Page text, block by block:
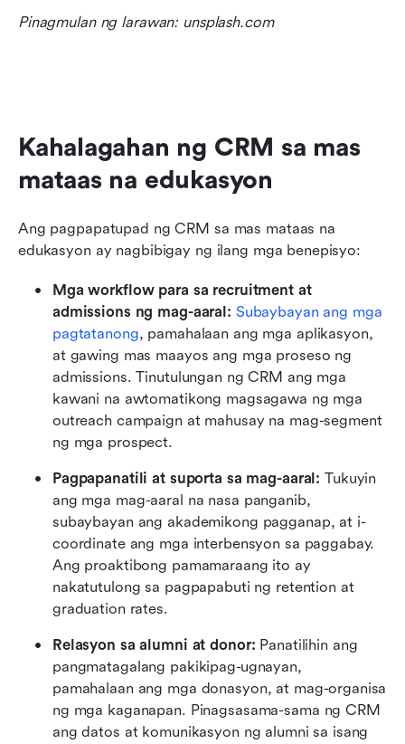
Pinagmulan ng larawan: unsplash.com
Kahalagahan ng CRM sa mas
mataas na edukasyon
Ang pagpapatupad ng CRM sa mas mataas na
edukasyon ay nagbibigay ng ilang mga benepisyo:
Mga workflow para sa recruitment at
admissions ng mag-aaral: Subaybayan ang mga
pagtatanong, pamahalaan ang mga aplikasyon,
at gawing mas maayos ang mga proseso ng
admissions. Tinutulungan ng CRM ang mga
kawani na awtomatikong magsagawa ng mga
outreach campaign at mahusay na mag-segment
ng mga prospect.
Pagpapanatili at suporta sa mag-aaral: Tukuyin
ang mga mag-aaral na nasa panganib,
subaybayan ang akademikong pagganap, at i-
coordinate ang mga interbensyon sa paggabay.
Ang proaktibong pamamaraang ito ay
nakatutulong sa pagpapabuti ng retention at
graduation rates.
Relasyon sa alumni at donor: Panatilihin ang
pangmatagalang pakikipag-ugnayan,
pamahalaan ang mga donasyon, at mag-organisa
ng mga kaganapan. Pinagsasama-sama ng CRM
ang datos at komunikasyon ng alumni sa isang